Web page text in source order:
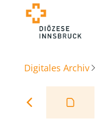
Digitales Archiv